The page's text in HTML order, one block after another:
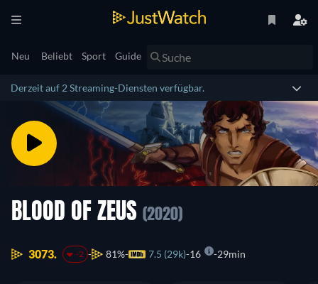
Neu Beliebt Sport Guide
Derzeit auf 2 Streaming-Diensten verfügbar.
BLOOD OF ZEUS (2020)
3073. -2 81% 7.5 (29k) 16 29min